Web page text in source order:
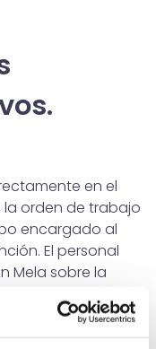
en el
orden de trabajo
encargado al
El personal
Mela sobre la
y sus
la intervención, el